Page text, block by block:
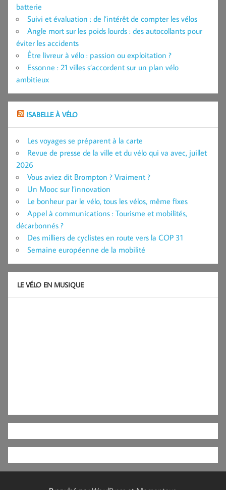
batterie
Suivi et évaluation : de l’intérêt de compter les vélos
Angle mort sur les poids lourds : des autocollants pour
éviter les accidents
Être livreur à vélo : passion ou exploitation ?
Essonne : 21 villes s’accordent sur un plan vélo
ambitieux
ISABELLE À VÉLO
Les voyages se préparent à la carte
Revue de presse de la ville et du vélo qui va avec, juillet
2026
Vous aviez dit Brompton ? Vraiment ?
Un Mooc sur l’innovation
Le bonheur par le vélo, tous les vélos, même fixes
Appel à communications : Tourisme et mobilités,
décarbonnés ?
Des milliers de cyclistes en route vers la COP 31
Semaine européenne de la mobilité
LE VÉLO EN MUSIQUE